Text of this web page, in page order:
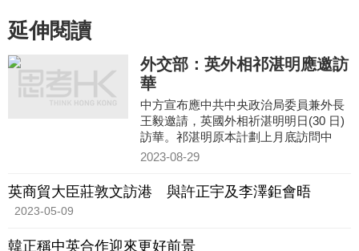
延伸閱讀
外交部：英外相祁湛明應邀訪
華
中方宣布應中共中央政治局委員兼外長
王毅邀請，英國外相祈湛明明日(30 日)
訪華。祁湛明原本計劃上月底訪問中
國，但未能成行，他將會是新冠疫情爆
2023-08-29
英商貿大臣莊敦文訪港 與許正宇及李澤鉅會晤
2023-05-09
韓正稱中英合作迎來更好前景